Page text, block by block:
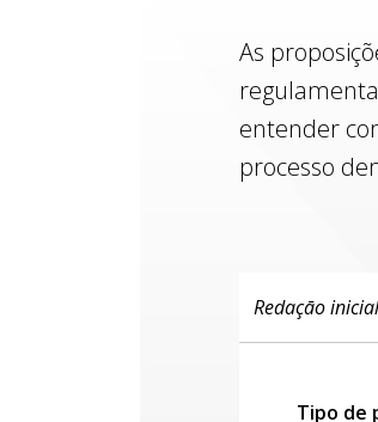
As
entender
processo
Tipo de